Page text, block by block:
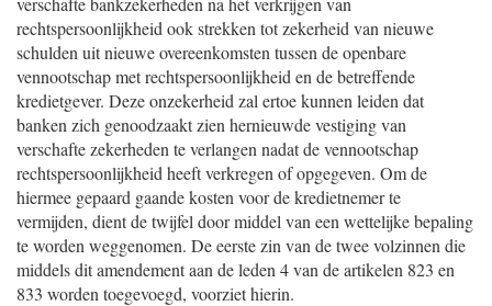
rechtspersoonlijkheid ook strekken tot zekerheid van nieuwe
schulden uit nieuwe overeenkomsten tussen de openbare
vennootschap met rechtspersoonlijkheid en de betreffende
kredietgever. Deze onzekerheid zal ertoe kunnen leiden dat
banken zich genoodzaakt zien hernieuwde vestiging van
verschafte zekerheden te verlangen nadat de vennootschap
rechtspersoonlijkheid heeft verkregen of opgegeven. Om de
hiermee gepaard gaande kosten voor de kredietnemer te
vermijden, dient de twijfel door middel van een wettelijke bepaling
te worden weggenomen. De eerste zin van de twee volzinnen die
middels dit amendement aan de leden 4 van de artikelen 823 en
833 worden toegevoegd, voorziet hierin.